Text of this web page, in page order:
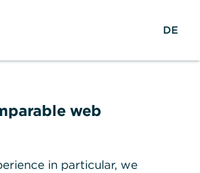
u o
e
DE
web
in particular, we